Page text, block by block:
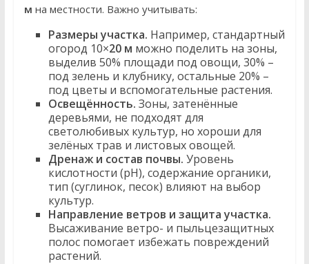
м на местности. Важно учитывать:
Размеры участка. Например, стандартный
огород 10×20 м можно поделить на зоны,
выделив 50% площади под овощи, 30% –
под зелень и клубнику, остальные 20% –
под цветы и вспомогательные растения.
Освещённость. Зоны, затенённые
деревьями, не подходят для
светолюбивых культур, но хороши для
зелёных трав и листовых овощей.
Дренаж и состав почвы. Уровень
кислотности (pH), содержание органики,
тип (суглинок, песок) влияют на выбор
культур.
Направление ветров и защита участка.
Высаживание ветро- и пыльцезащитных
полос помогает избежать повреждений
растений.